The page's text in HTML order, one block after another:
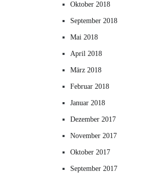
Oktober 2018
September 2018
Mai 2018
April 2018
März 2018
Februar 2018
Januar 2018
Dezember 2017
November 2017
Oktober 2017
September 2017